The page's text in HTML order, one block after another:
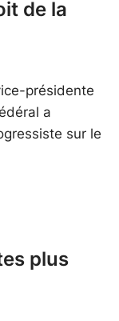
de la
présidente
a
sur le
plus